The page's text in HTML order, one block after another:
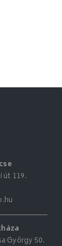
út 119.
György 50.